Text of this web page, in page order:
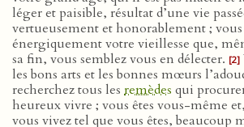
léger et paisible, résultat d’une vie
vertueusement et honorablement ;
énergiquement votre vieillesse que,
sa fin, vous semblez vous en délecter. [2]
les bons arts et les bonnes mœurs
recherchez tous les remèdes qui
heureux vivre ; vous êtes vous-même
vous vivez tel que vous êtes, beaucoup